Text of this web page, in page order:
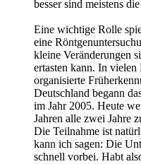
besser sind meistens
Eine wichtige Rolle
eine
kleine Veränderungen
ertasten kann. In
organisierte
Deutschland begann
im Jahr 2005. Heute
Jahren alle zwei Jahre
Die Teilnahme ist
kann ich sagen: Die
schnell vorbei. Habt